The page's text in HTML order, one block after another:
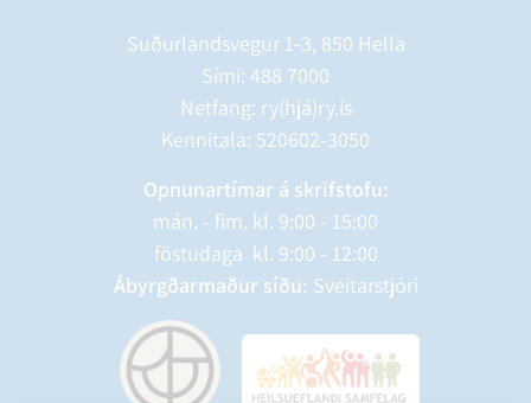
Suðurlandsvegur 1-3, 850 Hella
Sími: 488 7000
Netfang: ry(hjá)ry.is
Kennitala: 520602-3050
Opnunartímar á skrifstofu:
mán. - fim. kl. 9:00 - 15:00
föstudaga kl. 9:00 - 12:00
Ábyrgðarmaður síðu: Sveitarstjóri